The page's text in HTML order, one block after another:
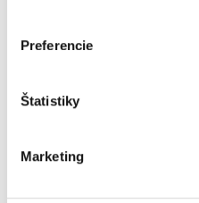
Preferencie
Štatistiky
Marketing
aktuálneho stavu, ale